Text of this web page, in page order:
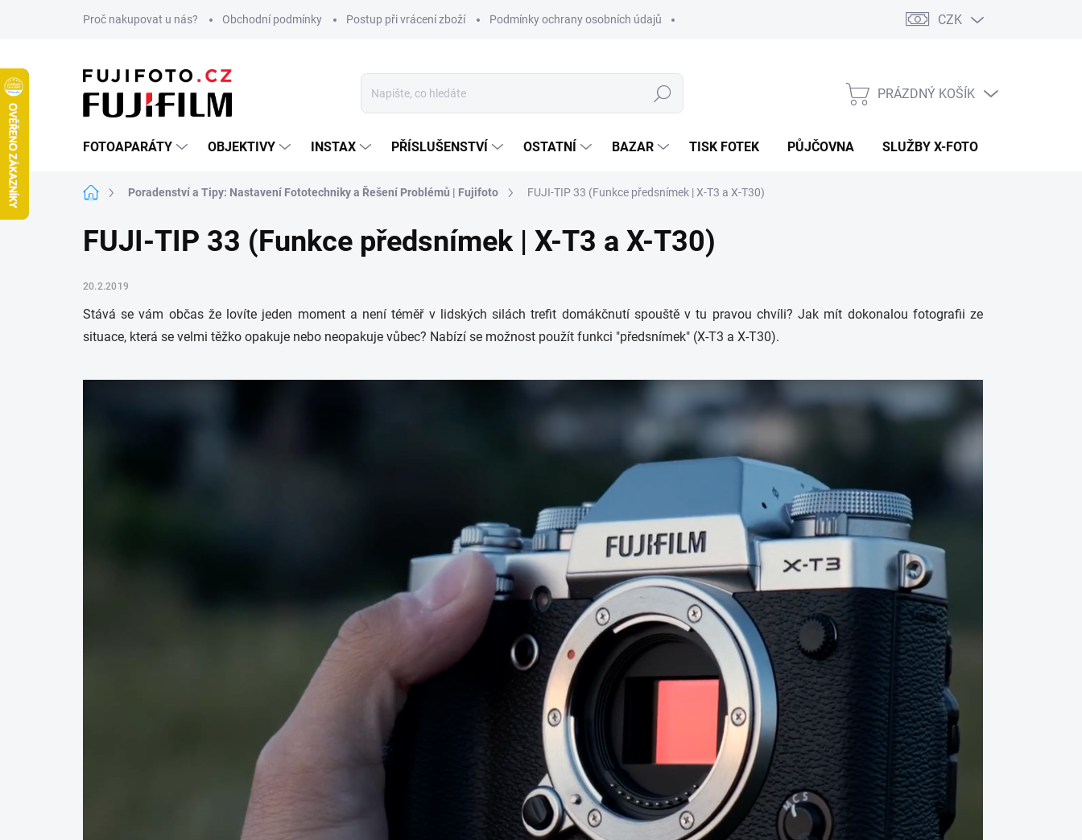
Proč nakupovat u nás? Obchodní podmínky Postup při vrácení zboží Podmínky ochrany osobních údajů CZK
Hledat
NÁKUPNÍ
PRÁZDNÝ KOŠÍK
FOTOAPARÁTY OBJEKTIVY INSTAX PŘÍSLUŠENSTVÍ OSTATNÍ BAZAR TISK FOTEK PŮJČOVNA SLUŽBY X-FOTO
Domů Poradenství a Tipy: Nastavení Fototechniky a Řešení Problémů | Fujifoto FUJI-TIP 33 (Funkce předsnímek | X-T3 a X-T30)
FUJI-TIP 33 (Funkce předsnímek | X-T3 a X-T30)
20.2.2019
Stává se vám občas že lovíte jeden moment a není téměř v lidských silách trefit domákčnutí spouště v tu pravou chvíli? Jak mít dokonalou fotografii ze
situace, která se velmi těžko opakuje nebo neopakuje vůbec? Nabízí se možnost použít funkci "předsnímek" (X-T3 a X-T30).